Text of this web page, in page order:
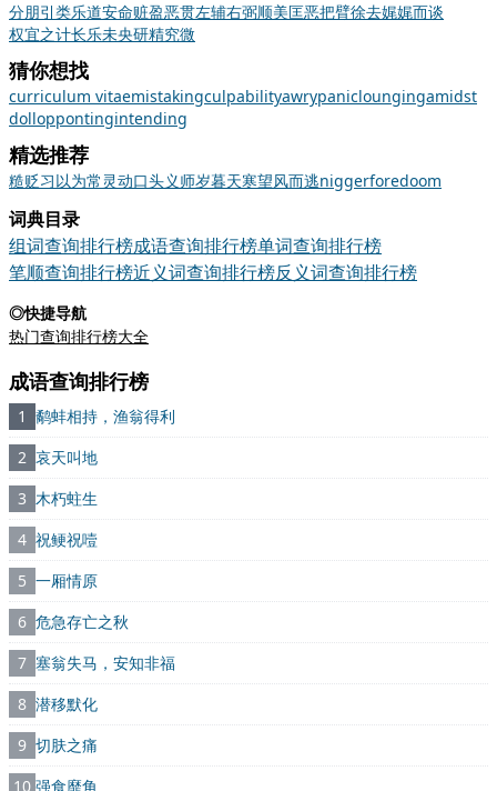
分朋引类乐道安命赃盈恶贯左辅右弼顺美匡恶把臂徐去娓娓而谈
权宜之计长乐未央研精究微
猜你想找
curriculum vitaemistakingculpabilityawrypanicloungingamidst
dolloppontingintending
精选推荐
糙贬习以为常 灵动口头义师岁暮天寒望风而逃niggerforedoom
词典目录
组词查询排行榜成语查询排行榜单词查询排行榜
笔顺查询排行榜近义词查询排行榜反义词查询排行榜
◎快捷导航
热门查询排行榜大全
成语查询排行榜
1 鹬蚌相持，渔翁得利
2 哀天叫地
3 木朽蛀生
4 祝鲠祝噎
5 一厢情原
6 危急存亡之秋
7 塞翁失马，安知非福
8 潜移默化
9 切肤之痛
10 强食靡角